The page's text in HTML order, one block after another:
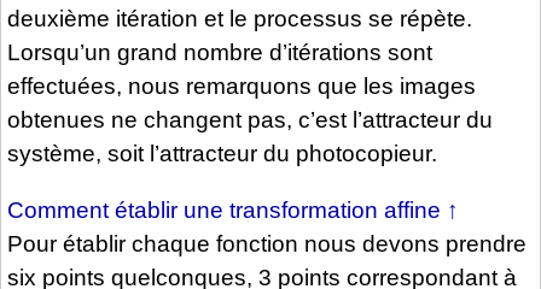
deuxième itération et le processus se répète.
Lorsqu’un grand nombre d’itérations sont
effectuées, nous remarquons que les images
obtenues ne changent pas, c’est l’attracteur du
système, soit l’attracteur du photocopieur.
Comment établir une transformation affine ↑
Pour établir chaque fonction nous devons prendre
six points quelconques, 3 points correspondant à